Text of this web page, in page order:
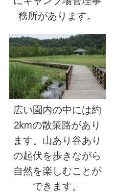
務所があります。
広い園内の中には約
2kmの散策路があり
ます。山あり谷あり
の起伏を歩きながら
自然を楽しむことが
できます。